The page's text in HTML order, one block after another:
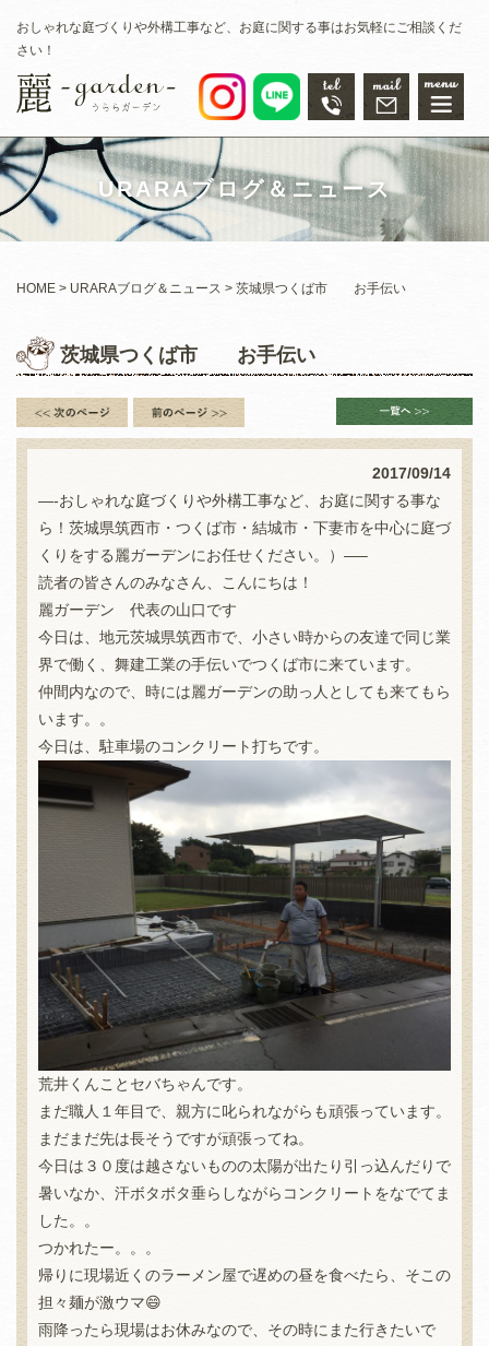
おしゃれな庭づくりや外構工事など、お庭に関する事はお気軽にご相談くだ
さい！
URARAブログ＆ニュース
HOME URARAブログ＆ニュース 茨城県つくば市 お手伝い
茨城県つくば市 お手伝い
2017/09/14
—-おしゃれな庭づくりや外構工事など、お庭に関する事な
ら！茨城県筑西市・つくば市・結城市・下妻市を中心に庭づ
くりをする麗ガーデンにお任せください。）—–
読者の皆さんのみなさん、こんにちは！
麗ガーデン 代表の山口です
今日は、地元茨城県筑西市で、小さい時からの友達で同じ業
界で働く、舞建工業の手伝いでつくば市に来ています。
仲間内なので、時には麗ガーデンの助っ人としても来てもら
います。。
今日は、駐車場のコンクリート打ちです。
荒井くんことセバちゃんです。
まだ職人１年目で、親方に叱られながらも頑張っています。
まだまだ先は長そうですが頑張ってね。
今日は３０度は越さないものの太陽が出たり引っ込んだりで
暑いなか、汗ボタボタ垂らしながらコンクリートをなでてま
した。。
つかれたー。。。
帰りに現場近くのラーメン屋で遅めの昼を食べたら、そこの
担々麺が激ウマ😄
雨降ったら現場はお休みなので、その時にまた行きたいで